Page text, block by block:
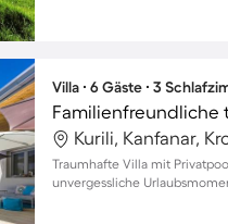
Villa ∙ 6 Gäste ∙ 3
Kurili, Kanfanar,
Traumhafte Villa mit
unvergessliche